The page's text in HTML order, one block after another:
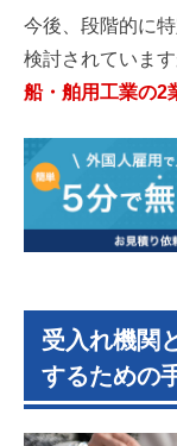
今後、段階的に
検討されています
船・舶用工業の2
受入れ機関
するための